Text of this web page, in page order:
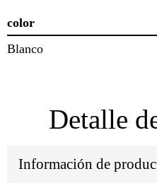
color
Blanco
Detalle
Información de